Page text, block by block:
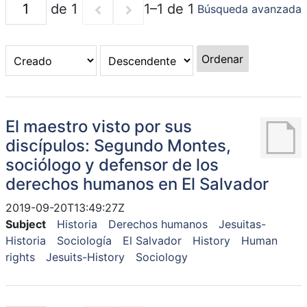
de 1 1–1 de 1 Búsqueda avanzada
Ordenar
El maestro visto por sus
discípulos: Segundo Montes,
sociólogo y defensor de los
derechos humanos en El Salvador
2019-09-20T13:49:27Z
Subject
Historia Derechos humanos
Jesuitas-
Historia
Sociología El Salvador History
Human
rights
Jesuits-History Sociology